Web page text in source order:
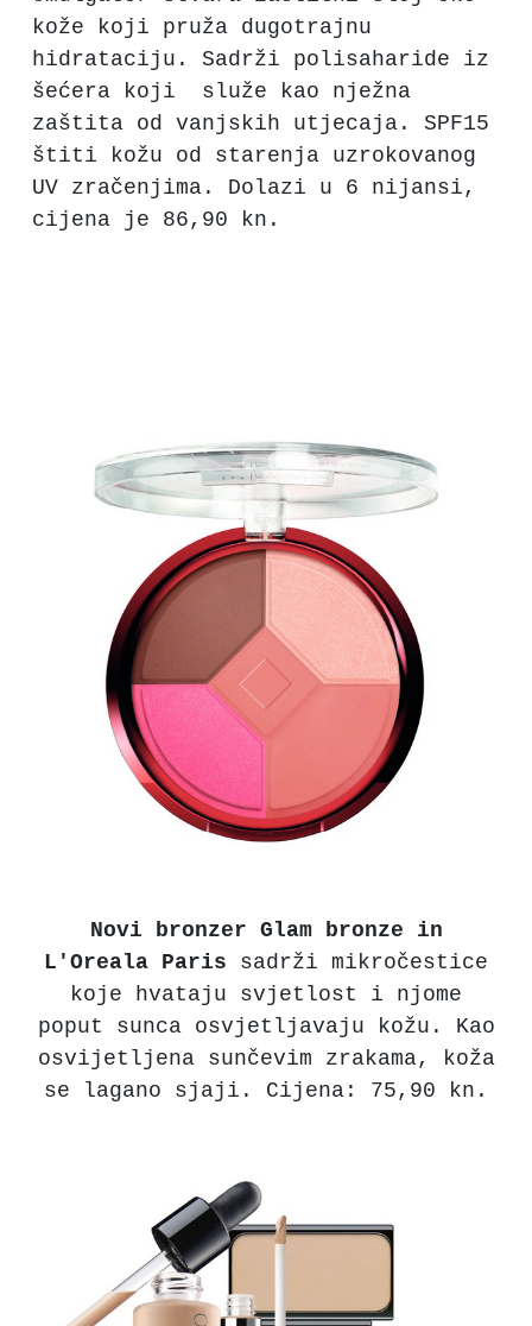
kože koji pruža dugotrajnu
hidrataciju. Sadrži polisaharide iz
šećera koji služe kao nježna
zaštita od vanjskih utjecaja. SPF15
štiti kožu od starenja uzrokovanog
UV zračenjima. Dolazi u 6 nijansi,
cijena je 86,90 kn.
Novi bronzer Glam bronze in
L'Oreala Paris sadrži mikročestice
koje hvataju svjetlost i njome
poput sunca osvjetljavaju kožu. Kao
osvijetljena sunčevim zrakama, koža
se lagano sjaji. Cijena: 75,90 kn.